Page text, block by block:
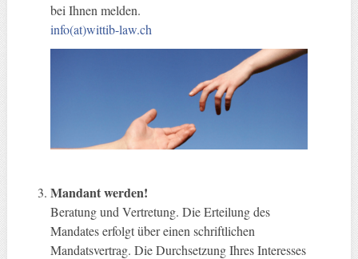
bei Ihnen melden.
info(at)wittib-law.ch
Mandant werden!
Beratung und Vertretung. Die Erteilung des
Mandates erfolgt über einen schriftlichen
Mandatsvertrag. Die Durchsetzung Ihres Interesses